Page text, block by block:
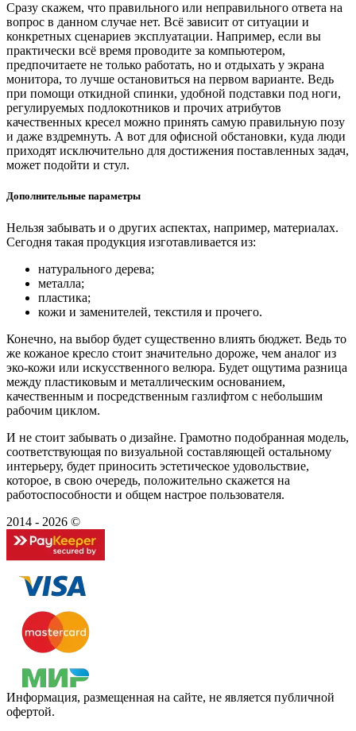
Сразу скажем, что правильного или неправильного ответа на
вопрос в данном случае нет. Всё зависит от ситуации и
конкретных сценариев эксплуатации. Например, если вы
практически всё время проводите за компьютером,
предпочитаете не только работать, но и отдыхать у экрана
монитора, то лучше остановиться на первом варианте. Ведь
при помощи откидной спинки, удобной подставки под ноги,
регулируемых подлокотников и прочих атрибутов
качественных кресел можно принять самую правильную позу
и даже вздремнуть. А вот для офисной обстановки, куда люди
приходят исключительно для достижения поставленных задач,
может подойти и стул.
Дополнительные параметры
Нельзя забывать и о других аспектах, например, материалах.
Сегодня такая продукция изготавливается из:
натурального дерева;
металла;
пластика;
кожи и заменителей, текстиля и прочего.
Конечно, на выбор будет существенно влиять бюджет. Ведь то
же кожаное кресло стоит значительно дороже, чем аналог из
эко-кожи или искусственного велюра. Будет ощутима разница
между пластиковым и металлическим основанием,
качественным и посредственным газлифтом с небольшим
рабочим циклом.
И не стоит забывать о дизайне. Грамотно подобранная модель,
соответствующая по визуальной составляющей остальному
интерьеру, будет приносить эстетическое удовольствие,
которое, в свою очередь, положительно скажется на
работоспособности и общем настрое пользователя.
2014 - 2026 ©
Информация, размещенная на сайте, не является публичной
офертой.